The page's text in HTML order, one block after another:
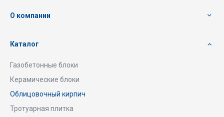
О компании
Каталог
Газобетонные блоки
Керамические блоки
Облицовочный кирпич
Тротуарная плитка